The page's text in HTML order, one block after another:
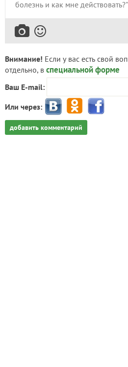
Внимание! Если у вас есть свой
отдельно, в специальной форме
Ваш E-mail:
Или через:
добавить комментарий